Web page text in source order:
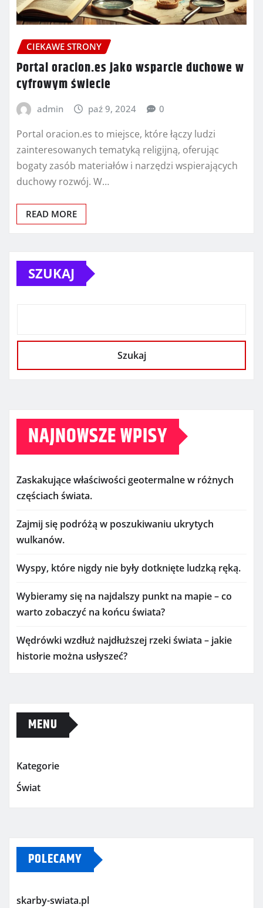
CIEKAWE STRONY
Portal oracion.es jako wsparcie duchowe w
cyfrowym świecie
admin paź 9, 2024 0
Portal oracion.es to miejsce, które łączy ludzi
zainteresowanych tematyką religijną, oferując
bogaty zasób materiałów i narzędzi wspierających
duchowy rozwój. W…
READ MORE
SZUKAJ
Szukaj
NAJNOWSZE WPISY
Zaskakujące właściwości geotermalne w różnych
częściach świata.
Zajmij się podróżą w poszukiwaniu ukrytych
wulkanów.
Wyspy, które nigdy nie były dotknięte ludzką ręką.
Wybieramy się na najdalszy punkt na mapie – co
warto zobaczyć na końcu świata?
Wędrówki wzdłuż najdłuższej rzeki świata – jakie
historie można usłyszeć?
MENU
Kategorie
Świat
POLECAMY
skarby-swiata.pl